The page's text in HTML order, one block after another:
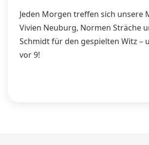
Jeden Morgen treffen sich unsere
Vivien Neuburg, Normen Sträche
Schmidt für den gespielten Witz –
vor 9!